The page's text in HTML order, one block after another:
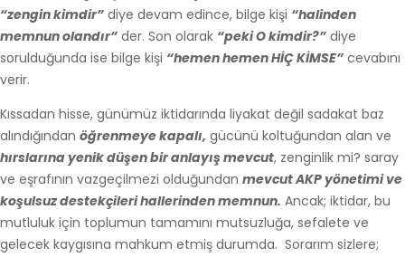
“zengin kimdir” diye devam edince, bilge kişi “halinden
memnun olandır” der. Son olarak “peki O kimdir?” diye
sorulduğunda ise bilge kişi “hemen hemen HİÇ KİMSE” cevabını
verir.
Kıssadan hisse, günümüz iktidarında liyakat değil sadakat baz
alındığından öğrenmeye kapalı, gücünü koltuğundan alan ve
hırslarına yenik düşen bir anlayış mevcut, zenginlik mi? saray
ve eşrafının vazgeçilmezi olduğundan mevcut AKP yönetimi ve
koşulsuz destekçileri hallerinden memnun. Ancak; iktidar, bu
mutluluk için toplumun tamamını mutsuzluğa, sefalete ve
gelecek kaygısına mahkum etmiş durumda. Sorarım sizlere;